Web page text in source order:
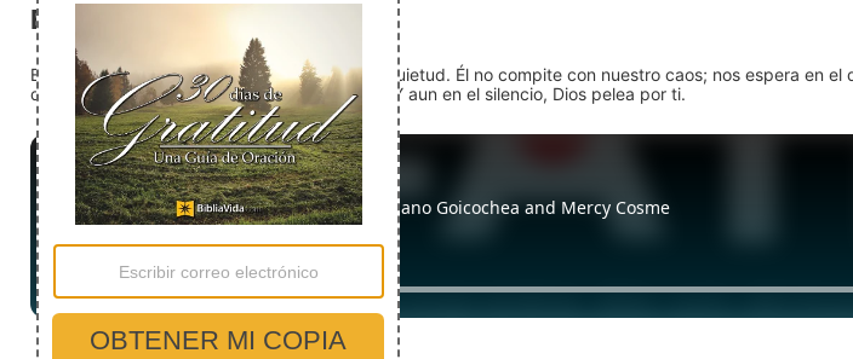
El silencio
En medio del ruido, Dios nos encuentra en la quietud. Él no compite con nuestro caos; nos espera en
detente (quédate quieto) Dios está presente. Y aun en el silencio, Dios pelea por ti.